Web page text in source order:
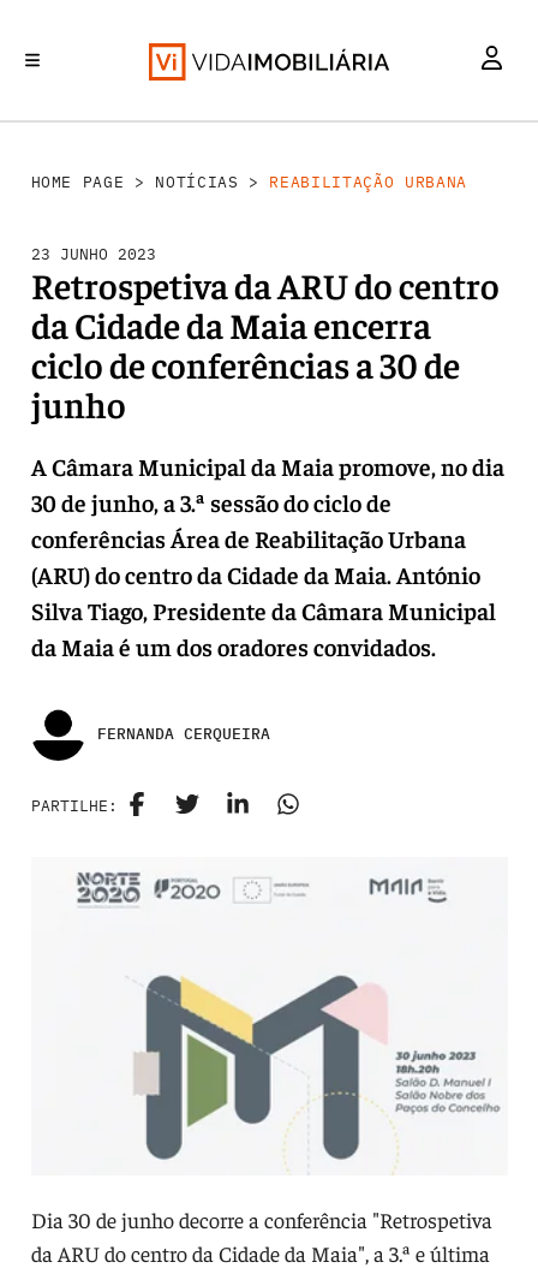
HOME PAGE > NOTÍCIAS > REABILITAÇÃO URBANA
23 JUNHO 2023
Retrospetiva da ARU do centro
da Cidade da Maia encerra
ciclo de conferências a 30 de
junho
A Câmara Municipal da Maia promove, no dia
30 de junho, a 3.ª sessão do ciclo de
conferências Área de Reabilitação Urbana
(ARU) do centro da Cidade da Maia. António
Silva Tiago, Presidente da Câmara Municipal
da Maia é um dos oradores convidados.
FERNANDA CERQUEIRA
PARTILHE:
Dia 30 de junho decorre a conferência "Retrospetiva
da ARU do centro da Cidade da Maia", a 3.ª e última